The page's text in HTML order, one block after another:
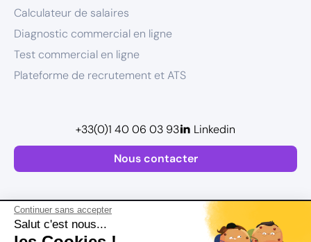
Continuer sans accepter
Salut c'est nous...
Calculateur de salaires
Diagnostic commercial en ligne
Test commercial en ligne
Plateforme de recrutement et ATS
Nous contacter
+33(0)1 40 06 03 93 Linkedin